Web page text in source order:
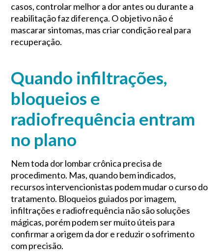
casos, controlar melhor a dor antes ou durante a
reabilitação faz diferença. O objetivo não é
mascarar sintomas, mas criar condição real para
recuperação.
Quando infiltrações,
bloqueios e
radiofrequência entram
no plano
Nem toda dor lombar crônica precisa de
procedimento. Mas, quando bem indicados,
recursos intervencionistas podem mudar o curso do
tratamento. Bloqueios guiados por imagem,
infiltrações e radiofrequência não são soluções
mágicas, porém podem ser muito úteis para
confirmar a origem da dor e reduzir o sofrimento
com precisão.